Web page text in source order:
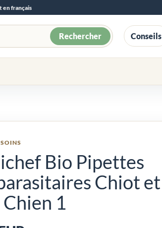
en français
Rechercher Conseils
Bio Pipettes
Chiot et
1